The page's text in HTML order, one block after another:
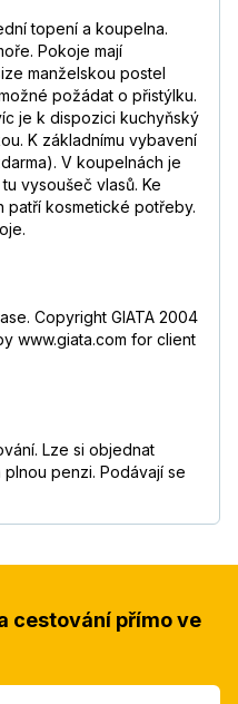
topení a koupelna.
Pokoje mají
manželskou postel
požádat o přistýlku.
je k dispozici kuchyňský
K základnímu vybavení
V koupelnách je
vysoušeč vlasů. Ke
patří kosmetické potřeby.
Copyright GIATA 2004
www.giata.com for client
Lze si objednat
penzi. Podávají se
cestování přímo ve